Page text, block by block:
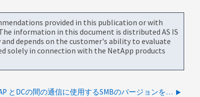
provided in this publication or with
information in this document is distributed AS IS
depends on the customer's ability to evaluate
solely in connection with the NetApp products
ONTAP とDCの間の通信に使用するSMBのバージョンを教えてください。